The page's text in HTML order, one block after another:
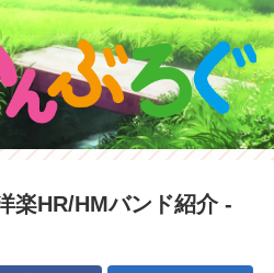
楽HR/HMバンド紹介 -